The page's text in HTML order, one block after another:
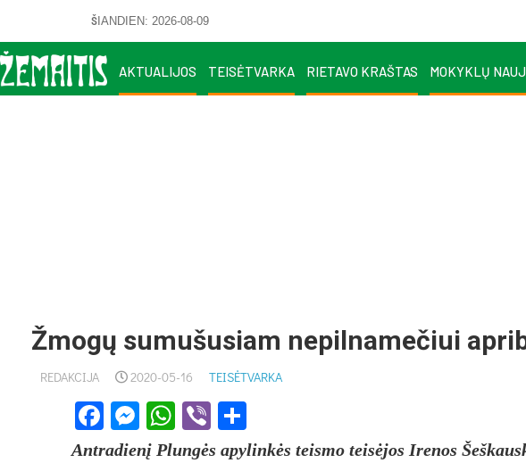
ŠIANDIEN: 2026-08-09
AKTUALIJOS TEISĖTVARKA RIETAVO KRAŠTAS MOKYKLŲ
Žmogų sumušusiam nepilnamečiui
REDAKCIJA 2020-05-16 TEISĖTVARKA
Facebook
Messenger
WhatsApp
Viber
Antradienį Plungės apylinkės teismo teisėjos Irenos